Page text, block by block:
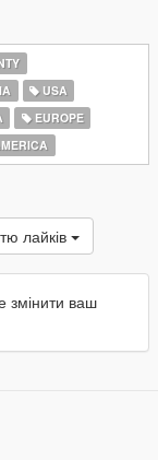
USA
EUROPE
лайків
змінити ваш